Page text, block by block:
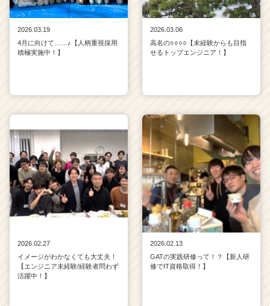
2026.03.19
4月に向けて……♪【人柄重視採用
積極実施中！】
2026.03.06
高名の○○○○【未経験からも目指
せるトップエンジニア！】
2026.02.27
イメージがわかなくても大丈夫！
【エンジニア未経験/経験者問わず
活躍中！】
2026.02.13
GATの実践研修って！？【新人研
修でIT資格取得！】